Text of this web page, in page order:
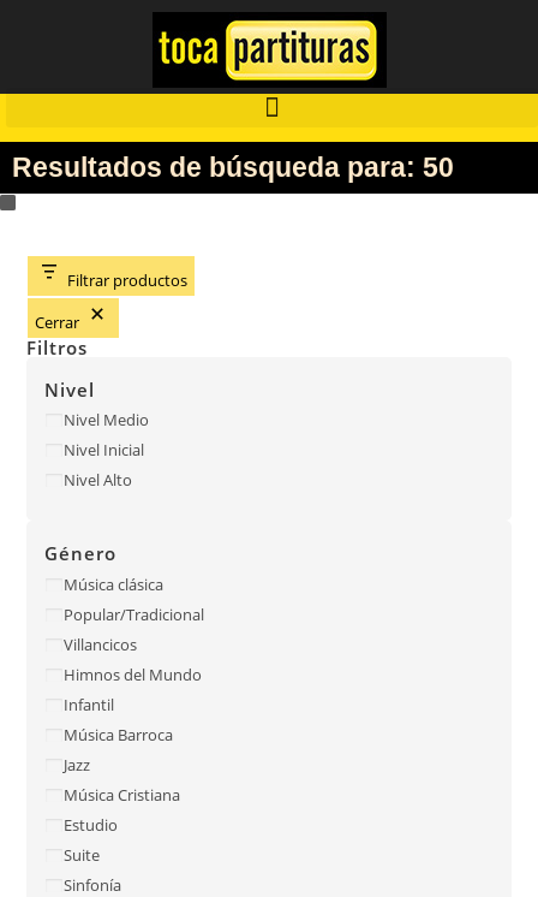
Resultados de búsqueda para: 50
Filtrar productos
Cerrar
Filtros
Nivel
Nivel Medio
Nivel Inicial
Nivel Alto
Género
Música clásica
Popular/Tradicional
Villancicos
Himnos del Mundo
Infantil
Música Barroca
Jazz
Música Cristiana
Estudio
Suite
Sinfonía